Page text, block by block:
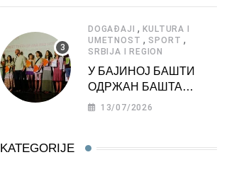
DOGAĐAJI ,KULTURA I
UMETNOST , SPORT ,
SRBIJA I REGION
У БАЈИНОЈ БАШТИ
ОДРЖАН БАШТА
ФЕСТ 2026
13/07/2026
KATEGORIJE